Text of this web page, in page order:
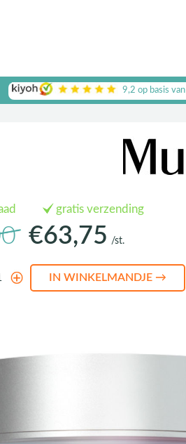
9,2 op basis van
gratis verzending
€63,75 /st.